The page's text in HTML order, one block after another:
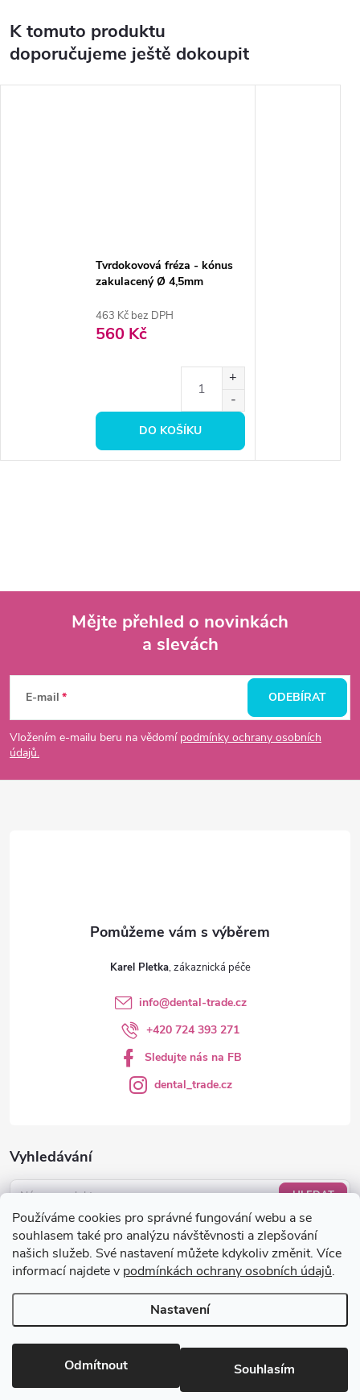
Používáme cookies pro správné fungování webu a se
souhlasem také pro analýzu návštěvnosti a zlepšování
našich služeb. Své nastavení můžete kdykoliv změnit. Více
informací najdete v podmínkách ochrany osobních údajů.
Nastavení
Odmítnout Souhlasím
K tomuto produktu
doporučujeme ještě dokoupit
Tvrdokovová fréza - kónus
zakulacený Ø 4,5mm
463 Kč bez DPH
560 Kč
DO KOŠÍKU
p
a
Mějte přehled o novinkách
a slevách
E-mail
Vložením e-mailu beru na vědomí podmínky ochrany osobních
údajů.
ODEBÍRAT
Vyhledávání
HLEDAT
Nákupní košík
0KS /0 KČ
Karel Pletka
info@dental-trade.cz
+420 724 393 271
Sledujte nás na FB
dental_trade.cz
Copyright 2026dental-trade.cz. Všechna práva vyhrazena.Upravit
nastavení cookies